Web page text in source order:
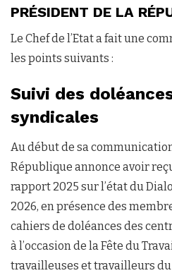
PRÉSIDENT DE LA
Le Chef de l’Etat a fait une
les points suivants :
Suivi des
syndicales
Au début de sa
République annonce avoir
rapport 2025 sur l’état du
2026, en présence des
cahiers de doléances des
à l’occasion de la Fête du
travailleuses et travailleurs